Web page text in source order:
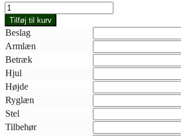
PHE
Taburet
009-
220
antal
Tilføj til kurv
Beslag
Armlæn
Betræk
Hjul
Højde
Ryglæn
Stel
Tilbehør